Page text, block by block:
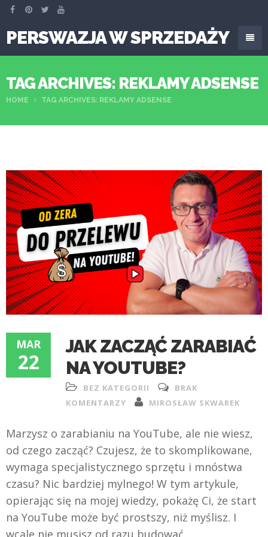
PERSWAZJA W SPRZEDAŻY
TAG ARCHIVES: REKLAMY ADSENSE
HOME TAG ARCHIVES: REKLAMY ADSENSE
MAR
22
JAK ZACZĄĆ ZARABIAĆ
NA YOUTUBE?
BEZ KATEGORII
BRAK
KOMENTARZY
MIROSŁAW SKWAREK
Marzysz o zarabianiu na YouTube, ale nie wiesz,
od czego zacząć? Czujesz, że to skomplikowane,
wymaga specjalistycznego sprzętu i mnóstwa
czasu? Nic bardziej mylnego! W tym artykule,
opierając się na mojej wiedzy, pokażę Ci, że start
na YouTube może być prostszy, niż myślisz. I
wcale nie musisz od razu budować